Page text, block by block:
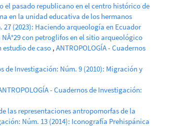
el pasado republicano en el centro histórico de
en la unidad educativa de los hermanos
27 (2023): Haciendo arqueología en Ecuador
con petroglifos en el sitio arqueológico
de caso , ANTROPOLOGÍA - Cuadernos
de Investigación: Núm. 9 (2010): Migración y
- Cuadernos de Investigación:
las representaciones antropomorfas de la
Núm. 13 (2014): Iconografía Prehispánica